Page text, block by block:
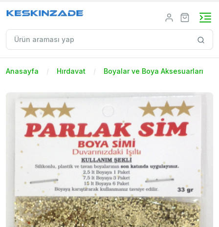
Anasayfa Hırdavat Boyalar ve Boya Aksesuarları